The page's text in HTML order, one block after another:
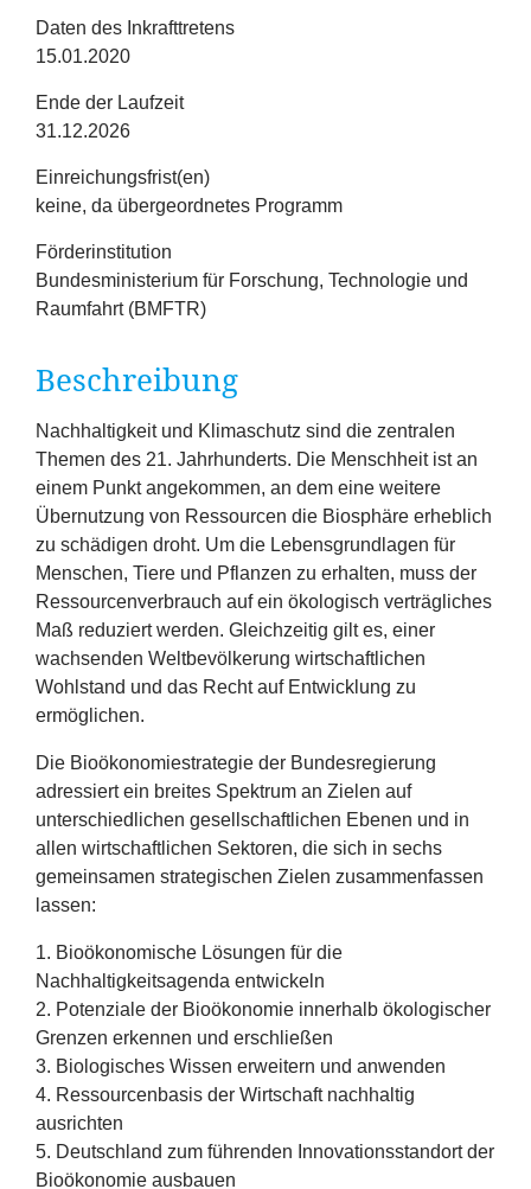
Leistungsangebot
Erfolge
Fördermöglichkeiten
Presse
Aktuelles
Fristen
Daten des Inkrafttretens
15.01.2020
Ende der Laufzeit
31.12.2026
Einreichungsfrist(en)
keine, da übergeordnetes Programm
Förderinstitution
Bundesministerium für Forschung, Technologie und
Raumfahrt (BMFTR)
Beschreibung
Nachhaltigkeit und Klimaschutz sind die zentralen
Themen des 21. Jahrhunderts. Die Menschheit ist an
einem Punkt angekommen, an dem eine weitere
Übernutzung von Ressourcen die Biosphäre erheblich
zu schädigen droht. Um die Lebensgrundlagen für
Menschen, Tiere und Pflanzen zu erhalten, muss der
Ressourcenverbrauch auf ein ökologisch verträgliches
Maß reduziert werden. Gleichzeitig gilt es, einer
wachsenden Weltbevölkerung wirtschaftlichen
Wohlstand und das Recht auf Entwicklung zu
ermöglichen.
Die Bioökonomiestrategie der Bundesregierung
adressiert ein breites Spektrum an Zielen auf
unterschiedlichen gesellschaftlichen Ebenen und in
allen wirtschaftlichen Sektoren, die sich in sechs
gemeinsamen strategischen Zielen zusammenfassen
lassen:
1. Bioökonomische Lösungen für die
Nachhaltigkeitsagenda entwickeln
2. Potenziale der Bioökonomie innerhalb ökologischer
Grenzen erkennen und erschließen
3. Biologisches Wissen erweitern und anwenden
4. Ressourcenbasis der Wirtschaft nachhaltig
ausrichten
5. Deutschland zum führenden Innovationsstandort der
Bioökonomie ausbauen